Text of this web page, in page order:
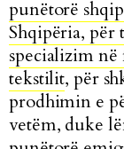
punëtorë
Shqipëria, për
specializim në
tekstilit, për
prodhimin e
vetëm, duke